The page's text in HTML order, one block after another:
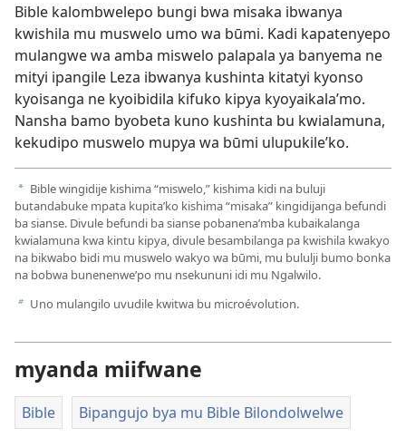
Bible kalombwelepo bungi bwa misaka ibwanya
kwishila mu muswelo umo wa būmi. Kadi kapatenyepo
mulangwe wa amba miswelo palapala ya banyema ne
mityi ipangile Leza ibwanya kushinta kitatyi kyonso
kyoisanga ne kyoibidila kifuko kipya kyoyaikala’mo.
Nansha bamo byobeta kuno kushinta bu kwialamuna,
kekudipo muswelo mupya wa būmi ulupukile’ko.
a Bible wingidije kishima “miswelo,” kishima kidi na buluji
butandabuke mpata kupita’ko kishima “misaka” kingidijanga befundi
ba sianse. Divule befundi ba sianse pobanena’mba kubaikalanga
kwialamuna kwa kintu kipya, divule besambilanga pa kwishila kwakyo
na bikwabo bidi mu muswelo wakyo wa būmi, mu bululji bumo bonka
na bobwa bunenenwe’po mu nsekununi idi mu Ngalwilo.
b Uno mulangilo uvudile kwitwa bu microévolution.
myanda miifwane
Bible Bipangujo bya mu Bible Bilondolwelwe